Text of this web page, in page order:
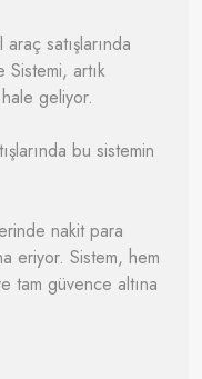
satışlarında
Sistemi, artık
geliyor.
bu sistemin
nakit para
eriyor. Sistem, hem
tam güvence altına